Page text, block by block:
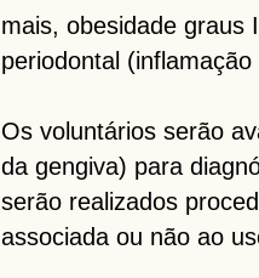
mais, obesidade graus
periodontal
Os voluntários serão
da gengiva) para
serão realizados
associada ou não ao